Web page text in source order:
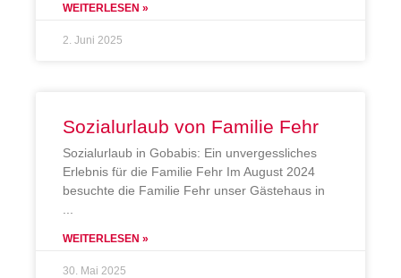
WEITERLESEN »
2. Juni 2025
Sozialurlaub von Familie Fehr
Sozialurlaub in Gobabis: Ein unvergessliches
Erlebnis für die Familie Fehr Im August 2024
besuchte die Familie Fehr unser Gästehaus in
WEITERLESEN »
30. Mai 2025